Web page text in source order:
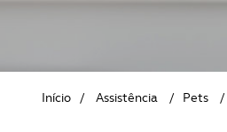
GOLFE
Início / Assistência / Pets /